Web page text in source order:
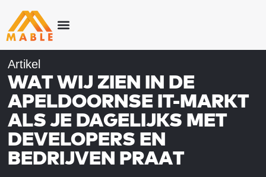
Artikel
WAT WIJ ZIEN IN DE
APELDOORNSE IT-MARKT
ALS JE DAGELIJKS MET
DEVELOPERS EN
BEDRIJVEN PRAAT